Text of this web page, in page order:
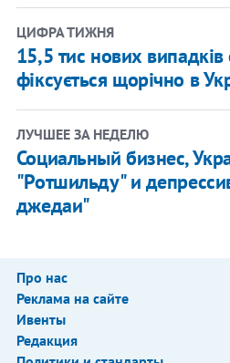
ЦИФРА ТИЖНЯ
15,5 тис нових випадків
фіксується щорічно в
ЛУЧШЕЕ ЗА НЕДЕЛЮ
Социальный бизнес,
"Ротшильду" и
джедаи"
Про нас
Реклама на сайте
Ивенты
Редакция